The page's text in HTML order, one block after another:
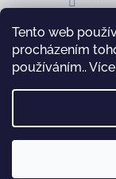
Tento web
procházením
používáním..
Facebook